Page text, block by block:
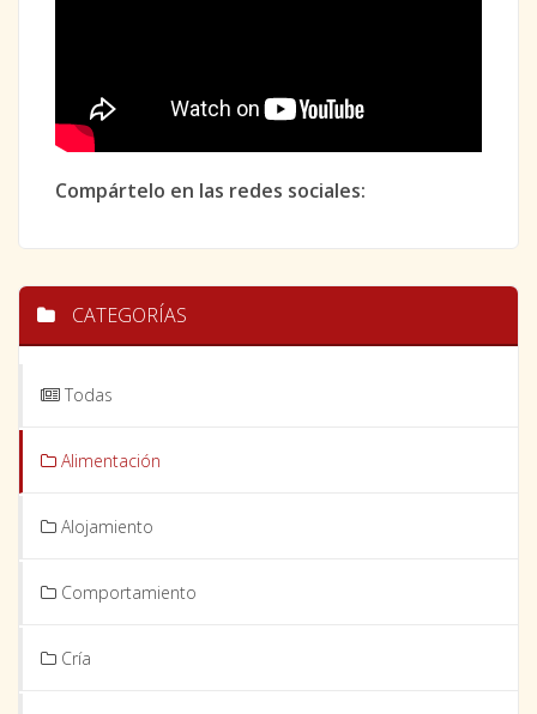
Compártelo en las redes sociales:
CATEGORÍAS
Todas
Alimentación
Alojamiento
Comportamiento
Cría